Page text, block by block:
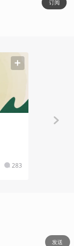
订阅
283
Gadio Life
发送